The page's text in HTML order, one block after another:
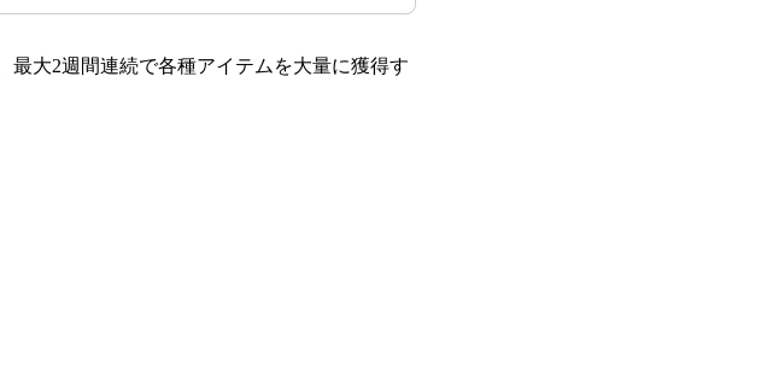
最大2週間連続で各種アイテムを大量に獲得す